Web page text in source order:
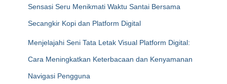
Sensasi Seru Menikmati Waktu Santai Bersama
Secangkir Kopi dan Platform Digital
Menjelajahi Seni Tata Letak Visual Platform Digital:
Cara Meningkatkan Keterbacaan dan Kenyamanan
Navigasi Pengguna